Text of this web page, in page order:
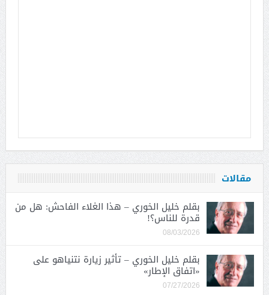
مقالات
بقلم خليل الخوري – هذا الغلاء الفاحش: هل من
قدرة للناس؟!
08/03/2026
بقلم خليل الخوري – تأثير زيارة نتنياهو على
«اتفاق الإطار»
07/27/2026